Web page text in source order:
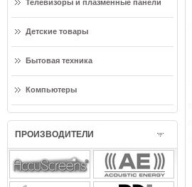
Телевизоры и плазменные панели
Детские товары
Бытовая техника
Компьютеры
ПРОИЗВОДИТЕЛИ